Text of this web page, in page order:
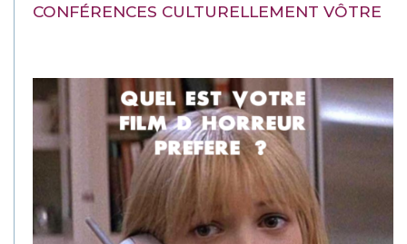
CONFÉRENCES CULTURELLEMENT VÔTRE